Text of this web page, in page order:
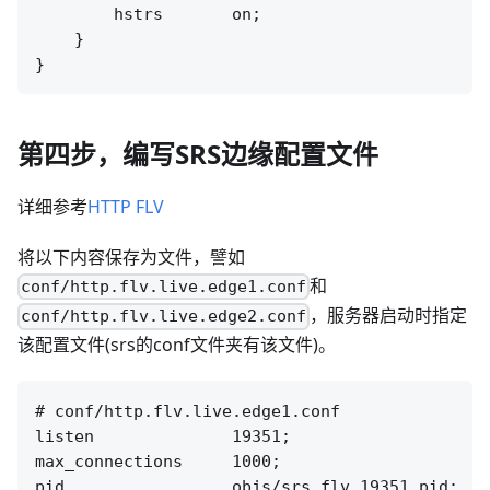
        hstrs       on;
    }
第四步，编写SRS边缘配置文件
详细参考HTTP FLV
将以下内容保存为文件，譬如
conf/http.flv.live.edge1.conf 和
conf/http.flv.live.edge2.conf ，服务器启动时指定
该配置文件(srs的conf文件夹有该文件)。
# conf/http.flv.live.edge1.conf
listen              19351;
max_connections     1000;